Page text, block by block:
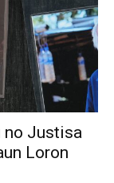
no Justisa
Loron